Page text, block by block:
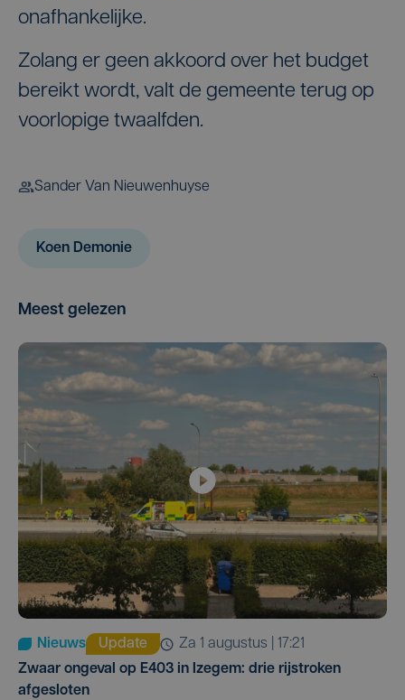
onafhankelijke.
Zolang er geen akkoord over het budget
bereikt wordt, valt de gemeente terug op
voorlopige twaalfden.
Sander Van Nieuwenhuyse
Koen Demonie
Meest gelezen
Nieuws Update
za 1 augustus | 17:21
Zwaar ongeval op E403 in Izegem: drie rijstroken
afgesloten